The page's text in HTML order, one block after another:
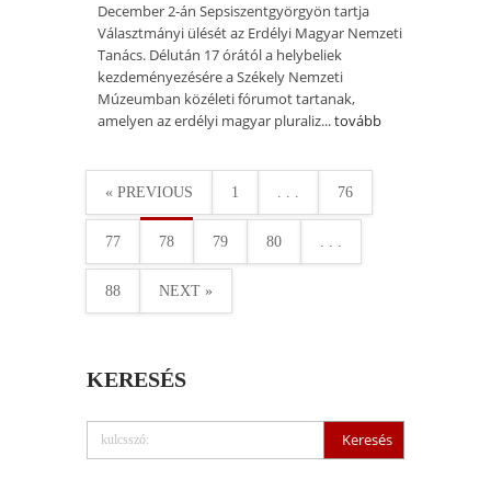
December 2-án Sepsiszentgyörgyön tartja
Választmányi ülését az Erdélyi Magyar Nemzeti
Tanács. Délután 17 órától a helybeliek
kezdeményezésére a Székely Nemzeti
Múzeumban közéleti fórumot tartanak,
amelyen az erdélyi magyar pluraliz...tovább
« PREVIOUS 1 . . . 76
77 78 79 80 . . .
88 NEXT »
KERESÉS